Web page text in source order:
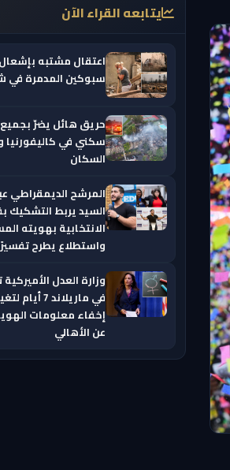
يتابعه القراء الآن
اعتقال مشتبه
سبوكين المدمرة
حريق هائل يضرّ
سكني في كاليفورنيا
السكان
المرشح الديمقراطي
السيد يربط التشكيك
الانتخابية بهويته
واستطلاع يطرح
وزارة العدل
في ماريلاند 7
إخفاء معلومات
عن الأهالي